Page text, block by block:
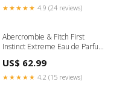
★★★★★ 4.9 (24 reviews)
Abercrombie & Fitch First
Instinct Extreme Eau de Parfum
US$ 62.99
★★★★★ 4.2 (15 reviews)